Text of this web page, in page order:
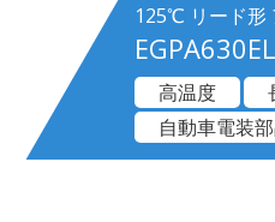
125℃ リード形
高温度
自動車電装